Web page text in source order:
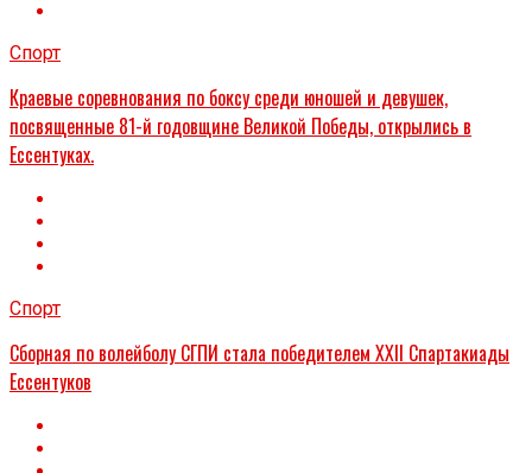
Спорт
Краевые соревнования по боксу среди юношей и девушек,
посвященные 81-й годовщине Великой Победы, открылись в
Ессентуках.
Спорт
Сборная по волейболу СГПИ стала победителем XXII Спартакиады
Ессентуков